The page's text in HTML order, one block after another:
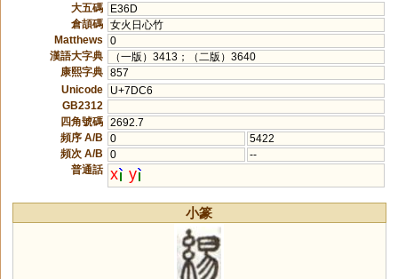
大五碼
E36D
倉頡碼 女火日心竹
Matthews
0
漢語大字典
（一版）3413；（二版）3640
康熙字典 857
Unicode
U+7DC6
GB2312
四角號碼 2692.7
頻序 A/B
0
5422
頻次 A/B
0
--
普通話 x y
小篆